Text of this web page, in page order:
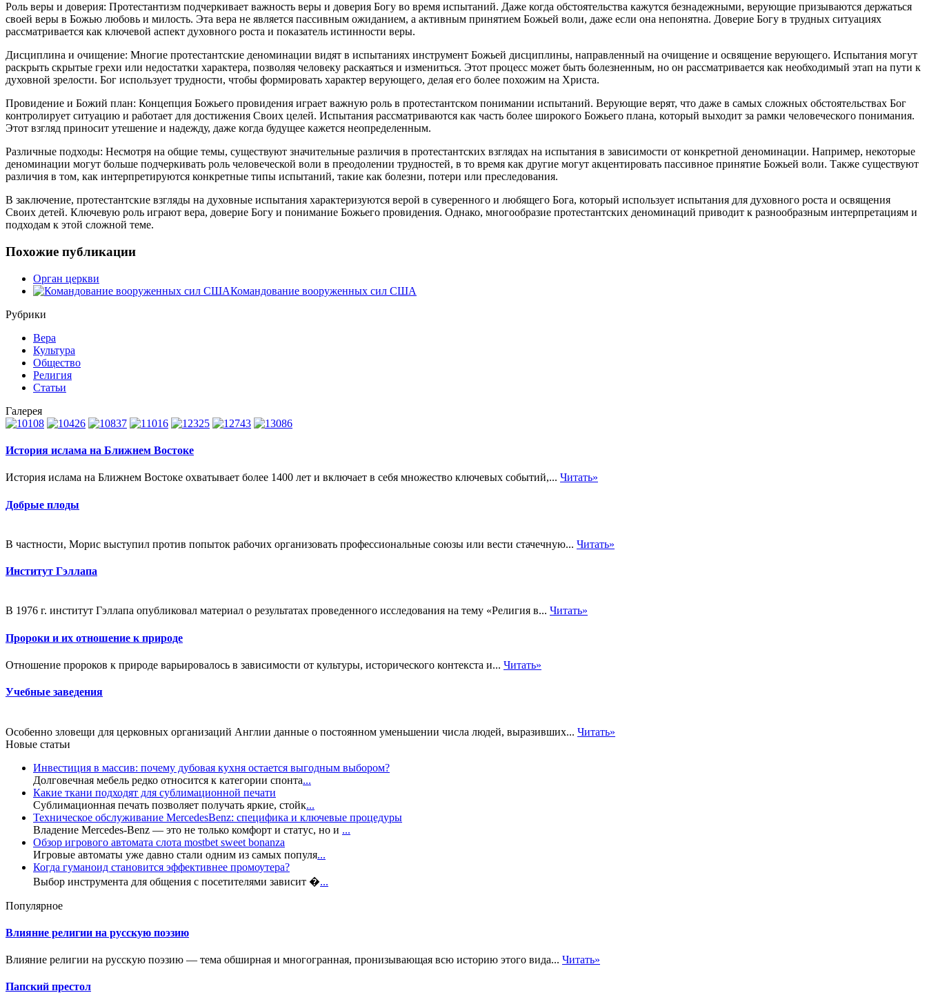
Роль веры и доверия: Протестантизм подчеркивает важность веры и доверия Богу во время испытаний. Даже когда обстоятельства кажутся безнадежными, верующие призываются держаться
своей веры в Божью любовь и милость. Эта вера не является пассивным ожиданием, а активным принятием Божьей воли, даже если она непонятна. Доверие Богу в трудных ситуациях
рассматривается как ключевой аспект духовного роста и показатель истинности веры.
Дисциплина и очищение: Многие протестантские деноминации видят в испытаниях инструмент Божьей дисциплины, направленный на очищение и освящение верующего. Испытания могут
раскрыть скрытые грехи или недостатки характера, позволяя человеку раскаяться и измениться. Этот процесс может быть болезненным, но он рассматривается как необходимый этап на пути к
духовной зрелости. Бог использует трудности, чтобы формировать характер верующего, делая его более похожим на Христа.
Провидение и Божий план: Концепция Божьего провидения играет важную роль в протестантском понимании испытаний. Верующие верят, что даже в самых сложных обстоятельствах Бог
контролирует ситуацию и работает для достижения Своих целей. Испытания рассматриваются как часть более широкого Божьего плана, который выходит за рамки человеческого понимания.
Этот взгляд приносит утешение и надежду, даже когда будущее кажется неопределенным.
Различные подходы: Несмотря на общие темы, существуют значительные различия в протестантских взглядах на испытания в зависимости от конкретной деноминации. Например, некоторые
деноминации могут больше подчеркивать роль человеческой воли в преодолении трудностей, в то время как другие могут акцентировать пассивное принятие Божьей воли. Также существуют
различия в том, как интерпретируются конкретные типы испытаний, такие как болезни, потери или преследования.
В заключение, протестантские взгляды на духовные испытания характеризуются верой в суверенного и любящего Бога, который использует испытания для духовного роста и освящения
Своих детей. Ключевую роль играют вера, доверие Богу и понимание Божьего провидения. Однако, многообразие протестантских деноминаций приводит к разнообразным интерпретациям и
подходам к этой сложной теме.
Похожие публикации
Орган церкви
Командование вооруженных сил США
Рубрики
Вера
Культура
Общество
Религия
Статьи
Галерея
История ислама на Ближнем Востоке
История ислама на Ближнем Востоке охватывает более 1400 лет и включает в себя множество ключевых событий,... Читать»
Добрые плоды
В частности, Морис выступил против попыток рабочих организовать профессиональные союзы или вести стачечную... Читать»
Институт Гэллапа
В 1976 г. институт Гэллапа опубликовал материал о результатах проведенного исследования на тему «Религия в... Читать»
Пророки и их отношение к природе
Отношение пророков к природе варьировалось в зависимости от культуры, исторического контекста и... Читать»
Учебные заведения
Особенно зловещи для церковных организаций Англии данные о постоянном уменьшении числа людей, выразивших... Читать»
Новые статьи
Инвестиция в массив: почему дубовая кухня остается выгодным выбором?
Долговечная мебель редко относится к категории спонта...
Какие ткани подходят для сублимационной печати
Сублимационная печать позволяет получать яркие, стойк...
Техническое обслуживание MercedesBenz: специфика и ключевые процедуры
Владение Mercedes-Benz — это не только комфорт и статус, но и ...
Обзор игрового автомата слота mostbet sweet bonanza
Игровые автоматы уже давно стали одним из самых популя...
Когда гуманоид становится эффективнее промоутера?
Выбор инструмента для общения с посетителями зависит �...
Популярное
Влияние религии на русскую поэзию
Влияние религии на русскую поэзию — тема обширная и многогранная, пронизывающая всю историю этого вида... Читать»
Папский престол